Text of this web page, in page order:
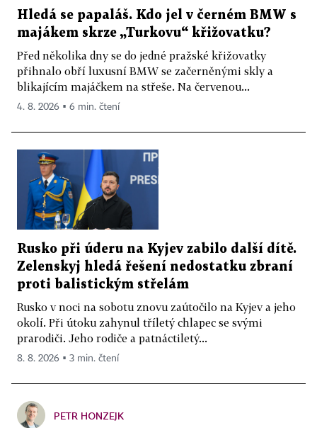
Hledá se papaláš. Kdo jel v černém BMW s
majákem skrze „Turkovu“ křižovatku?
Před několika dny se do jedné pražské křižovatky
přihnalo obří luxusní BMW se začerněnými skly a
blikajícím majáčkem na střeše. Na červenou...
4. 8. 2026 ▪ 6 min. čtení
Rusko při úderu na Kyjev zabilo další dítě.
Zelenskyj hledá řešení nedostatku zbraní
proti balistickým střelám
Rusko v noci na sobotu znovu zaútočilo na Kyjev a jeho
okolí. Při útoku zahynul tříletý chlapec se svými
prarodiči. Jeho rodiče a patnáctiletý...
8. 8. 2026 ▪ 3 min. čtení
PETR HONZEJK